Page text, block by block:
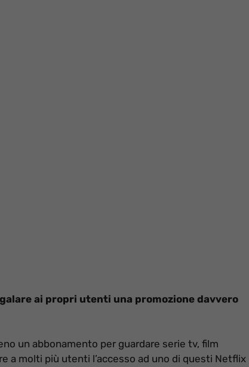
ai propri utenti una promozione davvero
un abbonamento per guardare serie tv, film
a molti più utenti l’accesso ad uno di questi Netflix